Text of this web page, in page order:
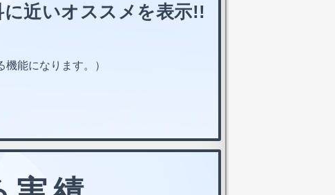
近いオススメを表示!!
能になります。）